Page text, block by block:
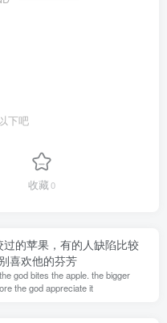
下吧
收藏0
的苹果，有的人缺陷比较
喜欢他的芬芳
god bites the apple. the bigger
the god appreciate it